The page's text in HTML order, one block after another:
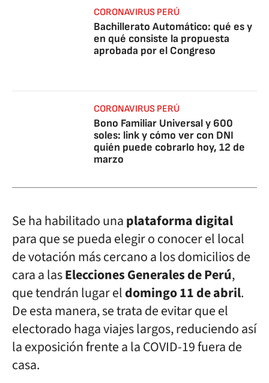
CORONAVIRUS PERÚ
Bachillerato Automático: qué es y
en qué consiste la propuesta
aprobada por el Congreso
CORONAVIRUS PERÚ
Bono Familiar Universal y 600
soles: link y cómo ver con DNI
quién puede cobrarlo hoy, 12 de
marzo
Se ha habilitado unaplataforma digital
para que se pueda elegir o conocer el local
de votación más cercano a los domicilios de
cara a lasElecciones Generales de Perú,
que tendrán lugar eldomingo 11 de abril.
De esta manera, se trata de evitar que el
electorado haga viajes largos, reduciendo así
la exposición frente a la COVID-19 fuera de
casa.